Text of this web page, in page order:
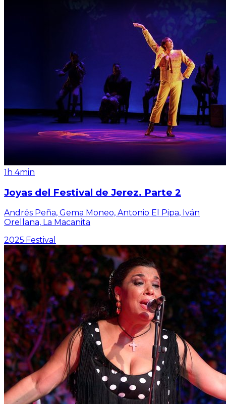
1h 4min
Joyas del Festival de Jerez. Parte 2
Andrés Peña, Gema Moneo, Antonio El Pipa, Iván
Orellana, La Macanita
2025·Festival